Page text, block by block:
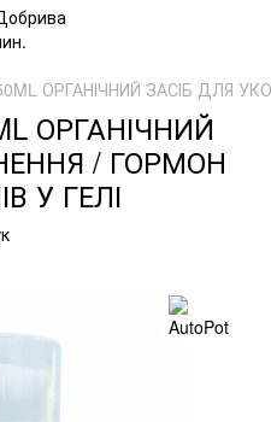
ОРГАНІЧНИЙ ЗАСІБ ДЛЯ
ОРГАНІЧНИЙ
/ ГОРМОН
У ГЕЛІ